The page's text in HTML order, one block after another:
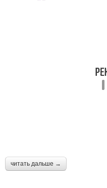
читать дальше →